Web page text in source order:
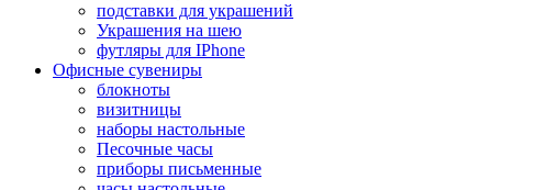
подставки для украшений
Украшения на шею
футляры для IPhone
Офисные сувениры
блокноты
визитницы
наборы настольные
Песочные часы
приборы письменные